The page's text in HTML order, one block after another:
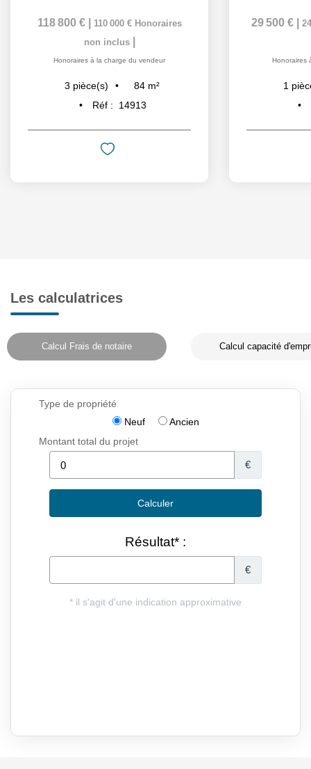
118 800 € 110 000 € Honoraires
non inclus
Honoraires à la charge du vendeur
3 pièce(s) 84 m²
Réf :
14913
29 500 €
Honoraires
1
Les calculatrices
Calcul Frais de notaire Calcul capacité